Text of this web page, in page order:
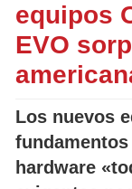
equipos
EVO
Los nuevos
hardware